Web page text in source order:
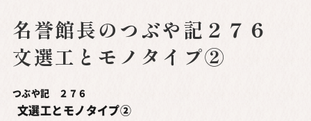
名誉館長のつぶや記２７６
文選工とモノタイプ②
つぶや記 ２７６
文選工とモノタイプ②